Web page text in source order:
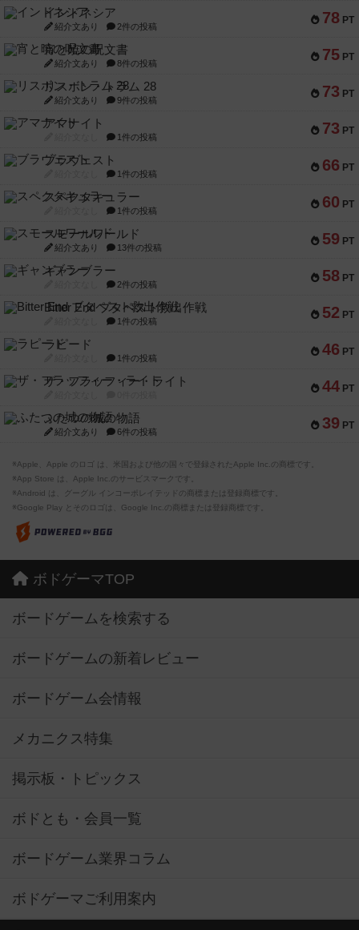
78 PT
インドネシア
紹介文あり 2件の投稿
75 PT
宵と暁の呪文書
紹介文あり 8件の投稿
73 PT
リスボン・トラム 28
紹介文あり 9件の投稿
73 PT
アマナイト
1件の投稿
66 PT
ブラヴェスト
1件の投稿
60 PT
スペクタキュラー
1件の投稿
59 PT
スモールワールド
紹介文あり 13件の投稿
58 PT
ギャンブラー
2件の投稿
52 PT
Bitter End ブタペスト救出作戦
1件の投稿
46 PT
ラピード
1件の投稿
44 PT
ザ・フラッフィー・ライト
39 PT
ふたつの城の物語
紹介文あり 6件の投稿
※Apple、Apple のロゴ は、米国および他の国々で登録されたApple Inc.の商標です。
※App Store は、Apple Inc.のサービスマークです。
※Android は、グーグル インコーポレイテッドの商標または登録商標です。
※Google Play とそのロゴは、Google Inc.の商標または登録商標です。
ボドゲーマTOP
ボードゲームを検索する
ボードゲームの新着レビュー
ボードゲーム会情報
メカニクス特集
掲示板・トピックス
ボドとも・会員一覧
ボードゲーム業界コラム
ボドゲーマご利用案内